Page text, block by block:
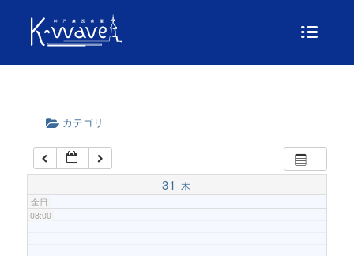
カテゴリ
31 木
全日
04:00
06:00
07:00
08:00